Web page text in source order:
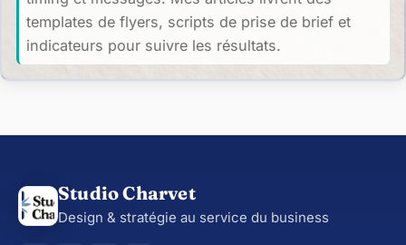
templates de flyers, scripts de prise de brief et
indicateurs pour suivre les résultats.
Studio Charvet
Design & stratégie au service du business